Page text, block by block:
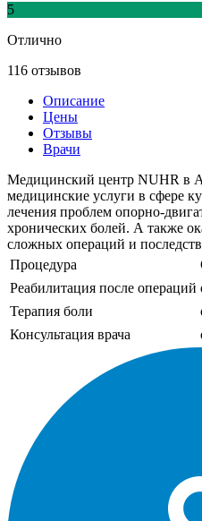
5
Отлично
116 отзывов
Описание
Цены
Отзывы
Врачи
Медицинский центр NUHR в
медицинские услуги в сфере
лечения проблем опорно-
хронических болей. А также
сложных операций и
Процедура
Реабилитация после операций
Терапия боли
Консультация врача